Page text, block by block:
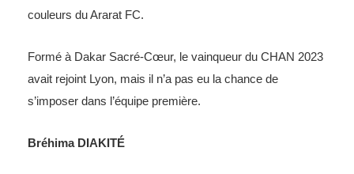
couleurs du Ararat FC.
Formé à Dakar Sacré-Cœur, le vainqueur du CHAN 2023
avait rejoint Lyon, mais il n’a pas eu la chance de
s’imposer dans l’équipe première.
Bréhima DIAKITÉ